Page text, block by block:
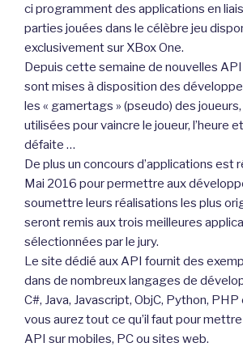
ci programment des applications en
parties jouées dans le célèbre jeu
exclusivement sur XBox One.
Depuis cette semaine de nouvelles
sont mises à disposition des
les « gamertags » (pseudo) des
utilisées pour vaincre le joueur, l’heure
défaite …
De plus un concours d’applications est
Mai 2016 pour permettre aux
soumettre leurs réalisations les plus
seront remis aux trois meilleures
sélectionnées par le jury.
Le site dédié aux API fournit des
dans de nombreux langages de
C#, Java, Javascript, ObjC, Python,
vous aurez tout ce qu’il faut pour
API sur mobiles, PC ou sites web.